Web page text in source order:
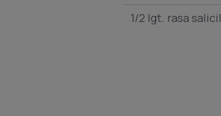
1/2 lgt. rasa salicil